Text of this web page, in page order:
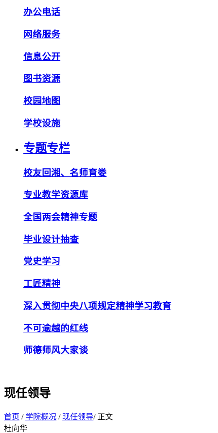
办公电话
网络服务
信息公开
图书资源
校园地图
学校设施
专题专栏
校友回湘、名师育娄
专业教学资源库
全国两会精神专题
毕业设计抽查
党史学习
工匠精神
深入贯彻中央八项规定精神学习教育
不可逾越的红线
师德师风大家谈
现任领导
首页 / 学院概况 /现任领导/ 正文
杜向华